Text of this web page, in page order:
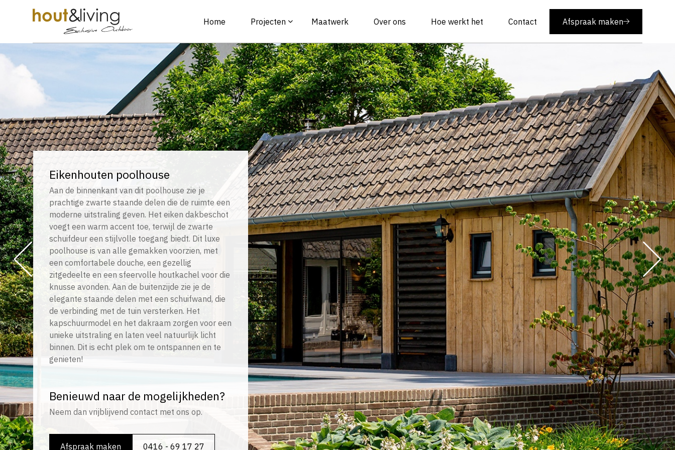
Home Projecten Maatwerk Over ons Hoe werkt het Contact Afspraak maken
Eikenhouten poolhouse
Aan de binnenkant van dit poolhouse zie je
prachtige zwarte staande delen die de ruimte een
moderne uitstraling geven. Het eiken dakbeschot
voegt een warm accent toe, terwijl de zwarte
schuifdeur een stijlvolle toegang biedt. Dit luxe
poolhouse is van alle gemakken voorzien, met
een comfortabele douche, een gezellig
zitgedeelte en een sfeervolle houtkachel voor die
knusse avonden. Aan de buitenzijde zie je de
elegante staande delen met een schuifwand, die
de verbinding met de tuin versterken. Het
kapschuurmodel en het dakraam zorgen voor een
unieke uitstraling en laten veel natuurlijk licht
binnen. Dit is echt plek om te ontspannen en te
genieten!
Benieuwd naar de mogelijkheden?
Neem dan vrijblijvend contact met ons op.
Afspraak maken 0416 - 69 17 27